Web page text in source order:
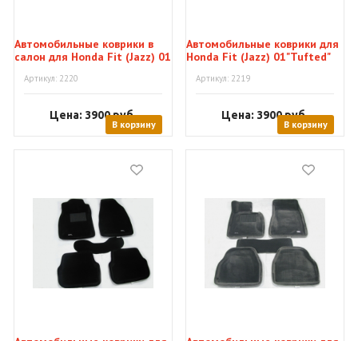
Автомобильные коврики в
салон для Honda Fit (Jazz) 01
Артикул: 2220
Цена: 3900руб.
В корзину
Автомобильные коврики для
Honda Fit (Jazz) 01"Tufted"
Артикул: 2219
Цена: 3900руб.
В корзину